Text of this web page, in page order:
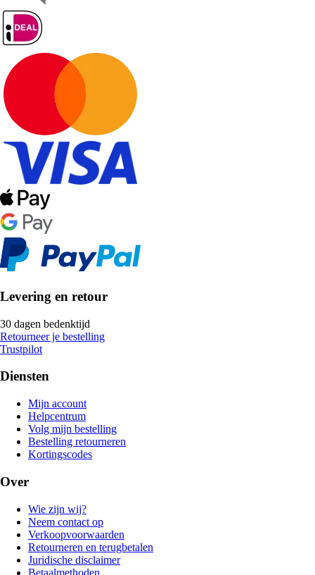
Levering en retour
30 dagen bedenktijd
Retourneer je bestelling
Trustpilot
Diensten
Mijn account
Helpcentrum
Volg mijn bestelling
Bestelling retourneren
Kortingscodes
Over
Wie zijn wij?
Neem contact op
Verkoopvoorwaarden
Retourneren en terugbetalen
Juridische disclaimer
Betaalmethoden